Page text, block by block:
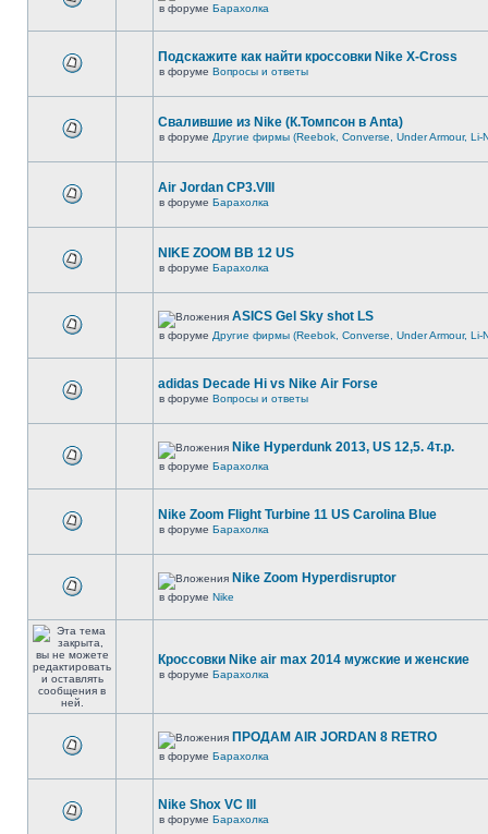
в форуме Барахолка
Подскажите как найти кроссовки Nike X-Cross
в форуме Вопросы и ответы
Свалившие из Nike (К.Томпсон в Anta)
в форуме Другие фирмы (Reebok, Converse, Under Armour, Li-
Air Jordan CP3.VIII
в форуме Барахолка
NIKE ZOOM BB 12 US
в форуме Барахолка
ASICS Gel Sky shot LS
в форуме Другие фирмы (Reebok, Converse, Under Armour, Li-
adidas Decade Hi vs Nike Air Forse
в форуме Вопросы и ответы
Nike Hyperdunk 2013, US 12,5. 4т.р.
в форуме Барахолка
Nike Zoom Flight Turbine 11 US Carolina Blue
в форуме Барахолка
Nike Zoom Hyperdisruptor
в форуме Nike
Кроссовки Nike air max 2014 мужские и женские
в форуме Барахолка
ПРОДАМ AIR JORDAN 8 RETRO
в форуме Барахолка
Nike Shox VC III
в форуме Барахолка